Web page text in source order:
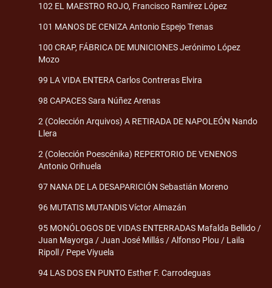
102 EL MAESTRO ROJO, Francisco Ramírez López
101 MANOS DE CENIZA Antonio Espejo Trenas
100 CRAP, FÁBRICA DE MUNICIONES Jerónimo López
Mozo
99 LA VIDA ENTERA Carlos Contreras Elvira
98 CAPACES Sara Núñez Arenas
2 (Colección Arquivos) A RETIRADA DE NAPOLEÓN Nando
Llera
2 (Colección Poescénika) REPERTORIO DE VENENOS
Antonio Orihuela
97 NANA DE LA DESAPARICIÓN Sebastián Moreno
96 MUTATIS MUTANDIS Víctor Almazán
95 MONÓLOGOS DE VIDAS ENTERRADAS Mafalda Bellido /
Juan Mayorga / Juan José Millás / Alfonso Plou / Laila
Ripoll / Pepe Viyuela
94 LAS DOS EN PUNTO Esther F. Carrodeguas